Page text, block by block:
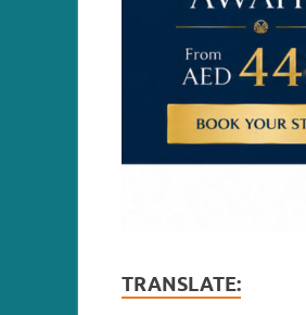
TRANSLATE: